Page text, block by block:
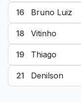
16 Bruno Luiz
18 Vitinho
19 Thiago
21 Denilson